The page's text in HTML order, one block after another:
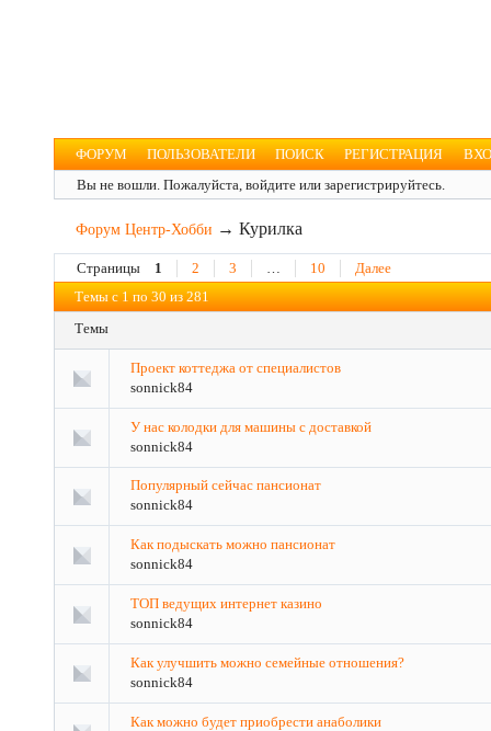
ФОРУМ ПОЛЬЗОВАТЕЛИ ПОИСК РЕГИСТРАЦИЯ
Вы не вошли. Пожалуйста, войдите или зарегистрируйтесь.
Форум Центр-Хобби → Курилка
Страницы 1 2 3 10
Далее
Темы с 1 по 30 из 281
Темы
Проект коттеджа от специалистов
sonnick84
У нас колодки для машины с доставкой
sonnick84
Популярный сейчас пансионат
sonnick84
Как подыскать можно пансионат
sonnick84
ТОП ведущих интернет казино
sonnick84
Как улучшить можно семейные отношения?
sonnick84
Как можно будет приобрести анаболики